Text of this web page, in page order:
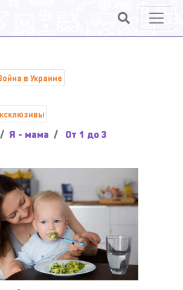
в Украине
Я - мама От 1 до 3